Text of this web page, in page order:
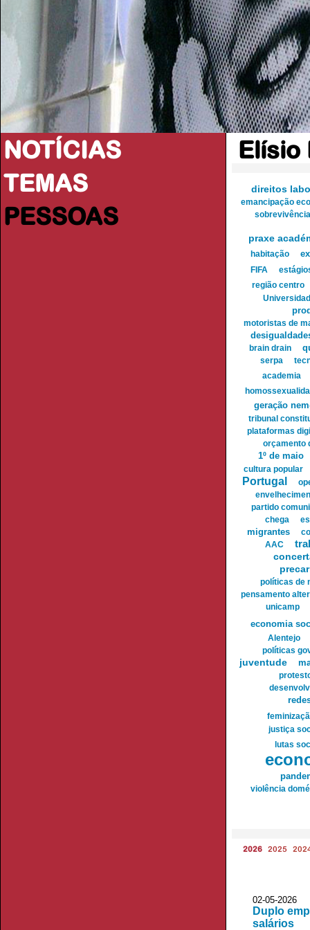
NOTÍCIAS
TEMAS
PESSOAS
Elísio
direitos
emancipação
sobrevivência
praxe
habitação
FIFA
região centro
motoristas de
brain drain
serpa
academia
geração
tribunal
plataformas
orçamento
1º de maio
cultura popular
Portugal
partido
chega
migrantes
AAC
políticas de
pensamento
unicamp
economia
Alentejo
políticas
juventude
justiça
lutas
violência
2026 2025
02-05-2026
Duplo
salários